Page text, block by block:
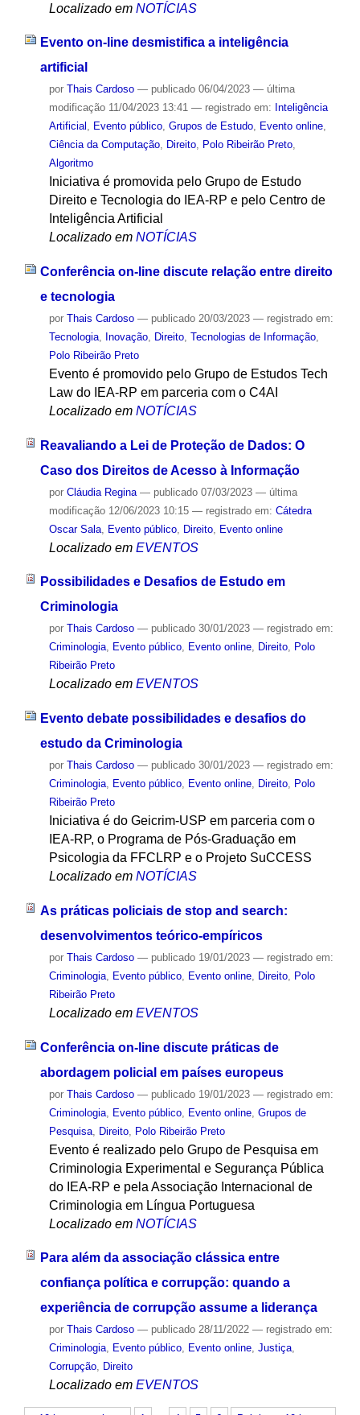
Localizado em NOTÍCIAS
Evento on-line desmistifica a inteligência
artificial
por Thais Cardoso — publicado06/04/2023 — última
modificação11/04/2023 13:41 — registrado em: Inteligência
Artificial , Evento público, Grupos de Estudo, Evento online,
Ciência da Computação, Direito, Polo Ribeirão Preto,
Algoritmo
Iniciativa é promovida pelo Grupo de Estudo
Direito e Tecnologia do IEA-RP e pelo Centro de
Inteligência Artificial
Localizado em NOTÍCIAS
Conferência on-line discute relação entre direito
e tecnologia
por Thais Cardoso — publicado20/03/2023 — registrado em:
Tecnologia, Inovação, Direito, Tecnologias de Informação,
Polo Ribeirão Preto
Evento é promovido pelo Grupo de Estudos Tech
Law do IEA-RP em parceria com o C4AI
Localizado em NOTÍCIAS
Reavaliando a Lei de Proteção de Dados: O
Caso dos Direitos de Acesso à Informação
por Cláudia Regina — publicado07/03/2023 — última
modificação12/06/2023 10:15 — registrado em: Cátedra
Oscar Sala, Evento público, Direito, Evento online
Localizado em EVENTOS
Possibilidades e Desafios de Estudo em
Criminologia
por Thais Cardoso — publicado30/01/2023 — registrado em:
Criminologia, Evento público, Evento online, Direito, Polo
Ribeirão Preto
Localizado em EVENTOS
Evento debate possibilidades e desafios do
estudo da Criminologia
por Thais Cardoso — publicado30/01/2023 — registrado em:
Criminologia, Evento público, Evento online, Direito, Polo
Ribeirão Preto
Iniciativa é do Geicrim-USP em parceria com o
IEA-RP, o Programa de Pós-Graduação em
Psicologia da FFCLRP e o Projeto SuCCESS
Localizado em NOTÍCIAS
As práticas policiais de stop and search:
desenvolvimentos teórico-empíricos
por Thais Cardoso — publicado19/01/2023 — registrado em:
Criminologia, Evento público, Evento online, Direito,
Polo
Ribeirão Preto
Localizado em EVENTOS
Conferência on-line discute práticas de
abordagem policial em países europeus
por Thais Cardoso — publicado19/01/2023 — registrado em:
Criminologia, Evento público, Evento online, Grupos de
Pesquisa, Direito, Polo Ribeirão Preto
Evento é realizado pelo Grupo de Pesquisa em
Criminologia Experimental e Segurança Pública
do IEA-RP e pela Associação Internacional de
Criminologia em Língua Portuguesa
Localizado em NOTÍCIAS
Para além da associação clássica entre
confiança política e corrupção: quando a
experiência de corrupção assume a liderança
por Thais Cardoso — publicado28/11/2022 — registrado em:
Criminologia, Evento público, Evento online, Justiça,
Corrupção, Direito
Localizado em EVENTOS